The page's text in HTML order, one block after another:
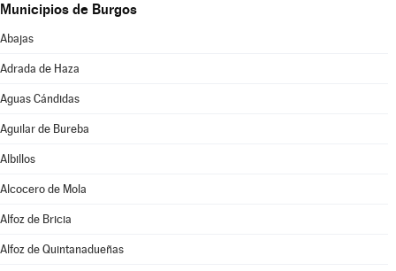
Municipios de Burgos
Abajas
Adrada de Haza
Aguas Cándidas
Aguilar de Bureba
Albillos
Alcocero de Mola
Alfoz de Bricia
Alfoz de Quintanadueñas